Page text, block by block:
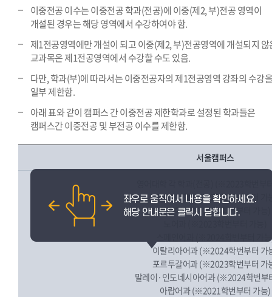
이중전공 이수는 이중전공 학과(전공)에 이중(제2, 부)전공 영역이
개설된 경우는 해당 영역에서 수강하여야 함.
제1전공영역에만 개설이 되고 이중(제2, 부)전공영역에 개설되지 않
교과목은 제1전공영역에서 수강할 수도 있음.
다만, 학과(부)에 따라서는 이중전공자의 제1전공영역 강좌의 수강
일부 제한함.
아래 표와 같이 캠퍼스 간 이중전공 제한학과로 설정된 학과들은
캠퍼스간 이중전공 및 부전공 이수를 제한함.
서울캠퍼스
프랑스어학부 (※2023학번부터 가
독일어과 (※2024학번부터 가능)
스페인어과 (※2024학번부터 가
이탈리아어과 (※2024학번부터 가
포르투갈어과 (※2023학번부터 가
말레이·인도네시아어과 (※2024학번부
아랍어과 (※2021학번부터 가능)